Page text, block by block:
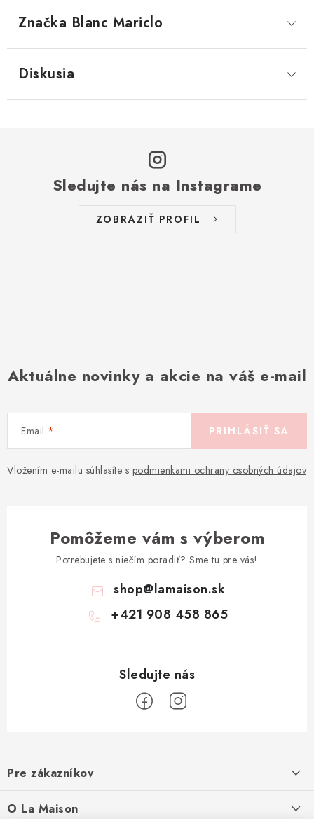
Značka Blanc Mariclo
Diskusia
Sledujte nás na Instagrame
ZOBRAZIŤ PROFIL
Aktuálne novinky a akcie na váš e-mail
Email
Vložením e-mailu súhlasíte s podmienkami ochrany osobných údajov
PRIHLÁSIŤ SA
Pomôžeme vám s výberom
Potrebujete s niečím poradiť? Sme tu pre vás!
shop@lamaison.sk
+421 908 458 865
p
ä
Pre zákazníkov
O La Maison